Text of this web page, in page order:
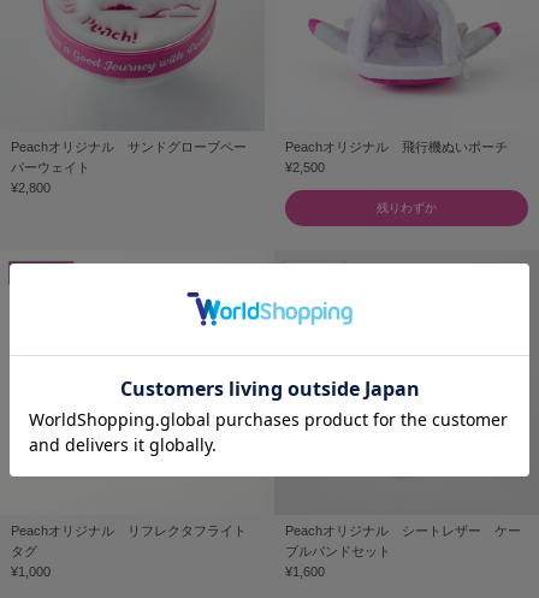
Peachオリジナル サンドグローブペー
パーウェイト
¥2,800
Peachオリジナル 飛行機ぬいポーチ
¥2,500
残りわずか
Peachオリジナル リフレクタフライト
タグ
¥1,000
Peachオリジナル シートレザー ケー
ブルバンドセット
¥1,600